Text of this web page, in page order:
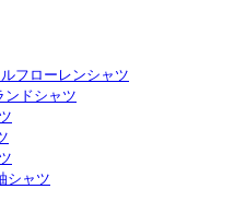
フローレンシャツ
ンドシャツ
シャツ